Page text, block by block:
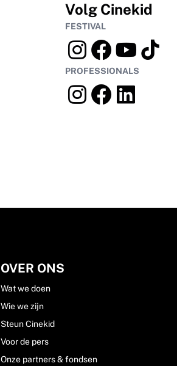
Volg Cinekid
FESTIVAL
PROFESSIONALS
OVER ONS
Wat we doen
Wie we zijn
Steun Cinekid
Voor de pers
Onze partners & fondsen